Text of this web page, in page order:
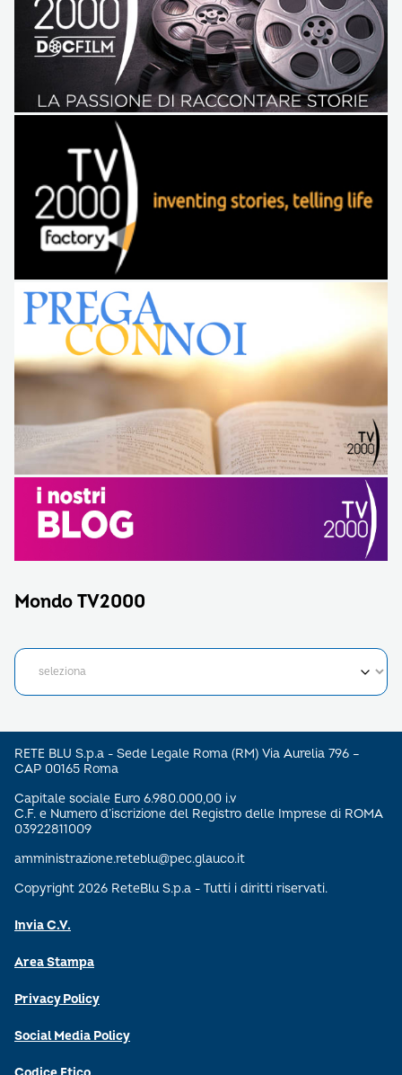
Mondo TV2000
RETE BLU S.p.a - Sede Legale Roma (RM) Via Aurelia 796 –
CAP 00165 Roma
Capitale sociale Euro 6.980.000,00 i.v
C.F. e Numero d’iscrizione del Registro delle Imprese di ROMA
03922811009
amministrazione.reteblu@pec.glauco.it
Copyright 2026 ReteBlu S.p.a - Tutti i diritti riservati.
Invia C.V.
Area Stampa
Privacy Policy
Social Media Policy